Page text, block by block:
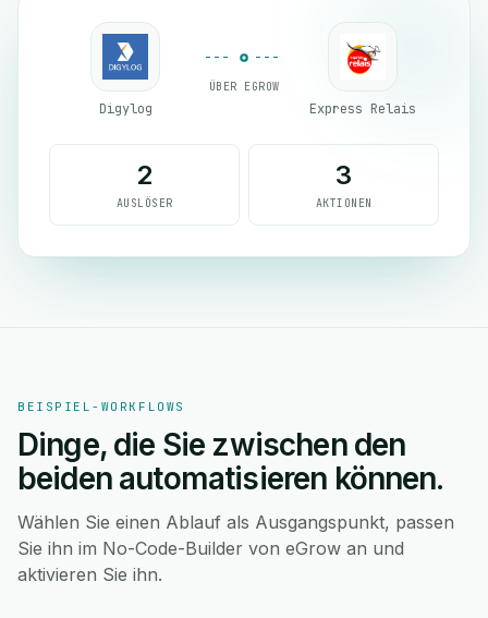
Digylog
ÜBER EGROW
Express Relais
2
AUSLÖSER
3
AKTIONEN
BEISPIEL-WORKFLOWS
Dinge, die Sie zwischen den
beiden automatisieren können.
Wählen Sie einen Ablauf als Ausgangspunkt, passen
Sie ihn im No-Code-Builder von eGrow an und
aktivieren Sie ihn.